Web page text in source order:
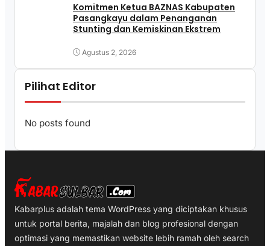
Komitmen Ketua BAZNAS Kabupaten
Pasangkayu dalam Penanganan
Stunting dan Kemiskinan Ekstrem
Agustus 2, 2026
Pilihat Editor
No posts found
Kabarplus adalah tema WordPress yang diciptakan khusus
untuk portal berita, majalah dan blog profesional dengan
optimasi yang memastikan website lebih ramah oleh search